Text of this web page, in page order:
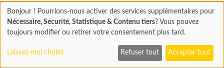
Chargement
En cours...
Bonjour ! Pourrions-nous activer des services supplémentaires pour
Nécessaire, Sécurité, Statistique & Contenu tiers? Vous pouvez
toujours modifier ou retirer votre consentement plus tard.
Laissez-moi choisir Refuser tout Accepter tout